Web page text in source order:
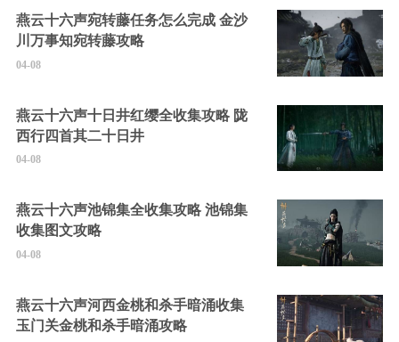
燕云十六声宛转藤任务怎么完成 金沙
川万事知宛转藤攻略
04-08
燕云十六声十日井红缨全收集攻略 陇
西行四首其二十日井
04-08
燕云十六声池锦集全收集攻略 池锦集
收集图文攻略
04-08
燕云十六声河西金桃和杀手暗涌收集
玉门关金桃和杀手暗涌攻略